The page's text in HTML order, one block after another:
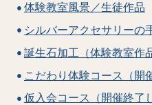
体験教室風景／生徒作品
シルバーアクセサリーの
誕生石加工（体験教室作
こだわり体験コース（開
仮入会コース（開催終了